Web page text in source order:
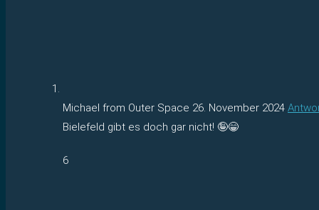
Michael from Outer Space 26. November 2024
Bielefeld gibt es doch gar nicht! 🤪😁
6